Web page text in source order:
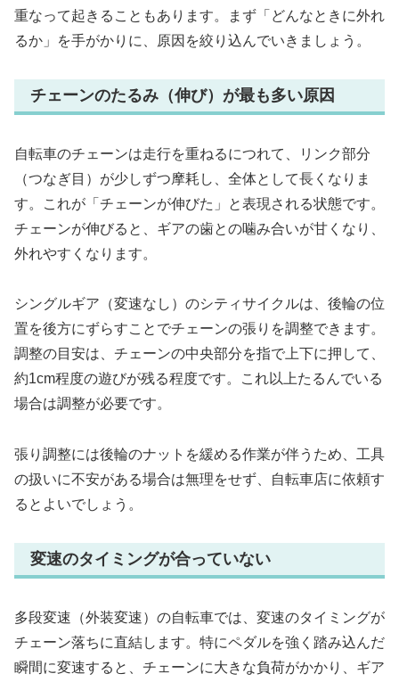
重なって起きることもあります。まず「どんなときに外れ
るか」を手がかりに、原因を絞り込んでいきましょう。
チェーンのたるみ（伸び）が最も多い原因
自転車のチェーンは走行を重ねるにつれて、リンク部分
（つなぎ目）が少しずつ摩耗し、全体として長くなりま
す。これが「チェーンが伸びた」と表現される状態です。
チェーンが伸びると、ギアの歯との噛み合いが甘くなり、
外れやすくなります。
シングルギア（変速なし）のシティサイクルは、後輪の位
置を後方にずらすことでチェーンの張りを調整できます。
調整の目安は、チェーンの中央部分を指で上下に押して、
約1cm程度の遊びが残る程度です。これ以上たるんでいる
場合は調整が必要です。
張り調整には後輪のナットを緩める作業が伴うため、工具
の扱いに不安がある場合は無理をせず、自転車店に依頼す
るとよいでしょう。
変速のタイミングが合っていない
多段変速（外装変速）の自転車では、変速のタイミングが
チェーン落ちに直結します。特にペダルを強く踏み込んだ
瞬間に変速すると、チェーンに大きな負荷がかかり、ギア